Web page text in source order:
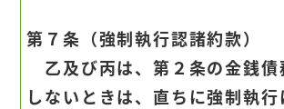
第７条（強制執行認諸約款）
乙及び丙は、第２条の金銭債
しないときは、直ちに強制執行